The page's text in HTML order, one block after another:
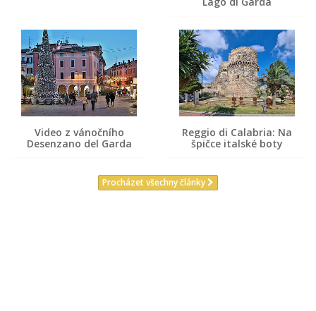
Video z vánočního
Desenzano del Garda
Reggio di Calabria: Na
špičce italské boty
Procházet všechny články